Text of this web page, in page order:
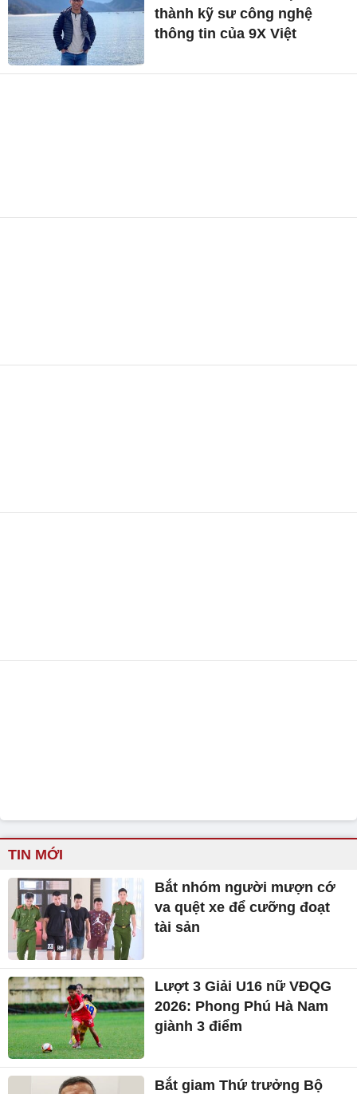
thành kỹ sư công nghệ
thông tin của 9X Việt
TIN MỚI
Bắt nhóm người mượn cớ
va quệt xe để cưỡng đoạt
tài sản
Lượt 3 Giải U16 nữ VĐQG
2026: Phong Phú Hà Nam
giành 3 điểm
Bắt giam Thứ trưởng Bộ